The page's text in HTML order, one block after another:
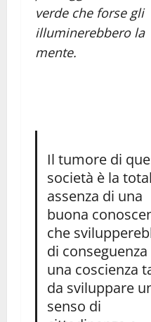
verde che forse gli
illuminerebbero la
mente.
Il tumore di
società è la
assenza di una
buona
che
di conseguenza
una coscienza
da sviluppare
senso di